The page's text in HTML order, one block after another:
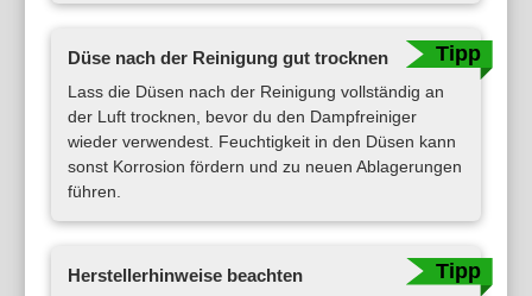
Düse nach der Reinigung gut trocknen
Lass die Düsen nach der Reinigung vollständig an
der Luft trocknen, bevor du den Dampfreiniger
wieder verwendest. Feuchtigkeit in den Düsen kann
sonst Korrosion fördern und zu neuen Ablagerungen
führen.
Herstellerhinweise beachten